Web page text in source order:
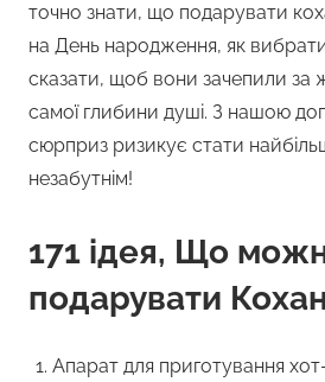
точно знати, що подарувати
на День народження, як вибрати
сказати, щоб вони зачепили за
самої глибини душі. З нашою
сюрприз ризикує стати
незабутнім!
171 ідея, Що
подарувати
Апарат для приготування хот-